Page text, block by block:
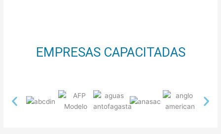
EMPRESAS CAPACITADAS